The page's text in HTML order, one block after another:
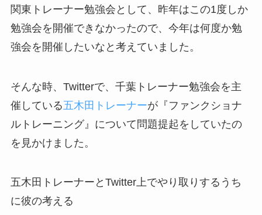
関東トレーナー勉強会として、昨年はこの1度しか
勉強会を開催できなかったので、今年は何度か勉
強会を開催したいなと考えていました。
そんな時、Twitterで、千葉トレーナー勉強会を主
催している五木田トレーナーが『ファンクショナ
ルトレーニング』について問題提起をしていたの
を見かけました。
五木田トレーナーとTwitter上でやり取りするうち
に彼の考える